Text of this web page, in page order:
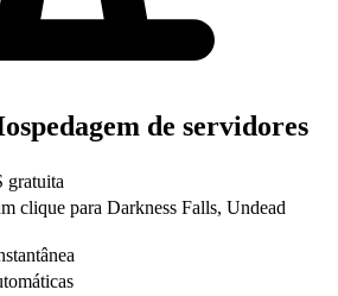
de servidores
gratuita
clique para Darkness Falls, Undead